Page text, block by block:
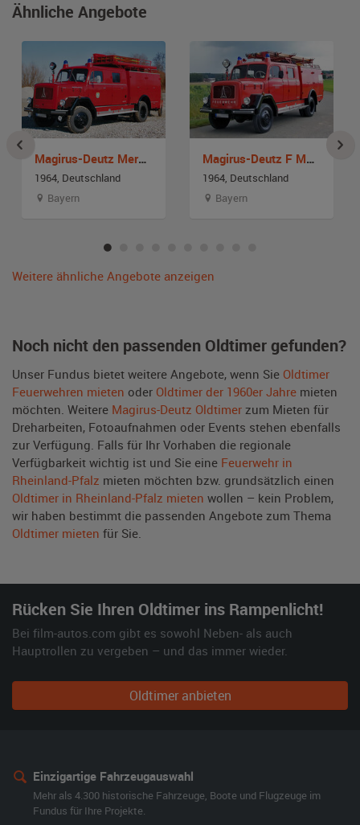
Ähnliche Angebote
Magirus-Deutz Merkur 150 A
1964, Deutschland
Bayern
Magirus-Deutz F Mercur 150 A Löschgruppenfahrzeug LF 16
1964, Deutschland
Bayern
Weitere ähnliche Angebote anzeigen
Noch nicht den passenden Oldtimer gefunden?
Unser Fundus bietet weitere Angebote, wenn Sie Oldtimer
Feuerwehren mieten oder Oldtimer der 1960er Jahre mieten
möchten. Weitere Magirus-Deutz Oldtimer zum Mieten für
Dreharbeiten, Fotoaufnahmen oder Events stehen ebenfalls
zur Verfügung. Falls für Ihr Vorhaben die regionale
Verfügbarkeit wichtig ist und Sie eine Feuerwehr in
Rheinland-Pfalz mieten möchten bzw. grundsätzlich einen
Oldtimer in Rheinland-Pfalz mieten wollen – kein Problem,
wir haben bestimmt die passenden Angebote zum Thema
Oldtimer mieten für Sie.
Rücken Sie Ihren Oldtimer ins Rampenlicht!
Bei film-autos.com gibt es sowohl Neben- als auch
Hauptrollen zu vergeben – und das immer wieder.
Oldtimer anbieten
Einzigartige Fahrzeugauswahl
Mehr als 4.300 historische Fahrzeuge, Boote und Flugzeuge im
Fundus für Ihre Projekte.